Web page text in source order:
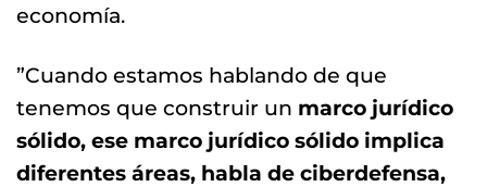
economía.
”Cuando estamos hablando de que
tenemos que construir un marco jurídico
sólido, ese marco jurídico sólido implica
diferentes áreas, habla de ciberdefensa,